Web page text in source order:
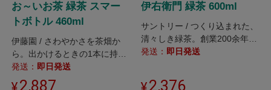
お～いお茶 緑茶 スマー
トボトル 460ml
伊藤園 / さわやかさを茶畑か
ら。出かけるときの1本に持ち
運びやすいスリムなスマートボ
トル。
発送： 即日発送
2,887
伊右衛門 緑茶 600ml
サントリー / つくり込まれた、
清々しき緑茶。創業200余年の
歴史をもつ、京都の老舗茶舗
発送： 即日発送
2,376